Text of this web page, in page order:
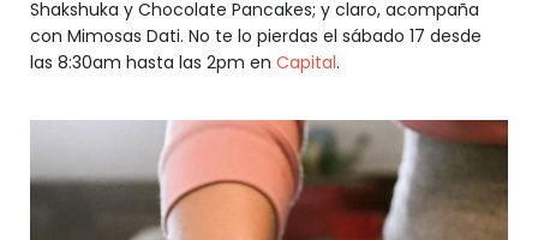
Shakshuka y Chocolate Pancakes; y claro, acompaña
con Mimosas Dati. No te lo pierdas el sábado 17 desde
las 8:30am hasta las 2pm en Capital.